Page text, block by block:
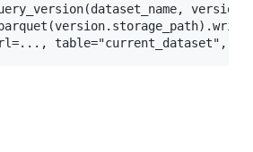
table="current_dataset",